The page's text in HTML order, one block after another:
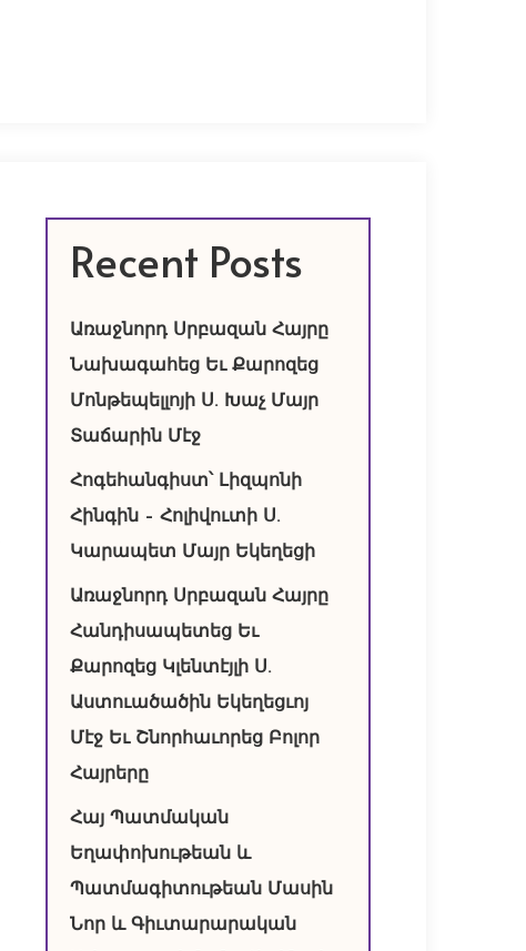
Recent Posts
Առաջնորդ Սրբազան Հայրը
Նախագահեց Եւ Քարոզեց
Մոնթեպելլոյի Ս. Խաչ Մայր
Տաճարին Մէջ
Հոգեհանգիստ՝ Լիզպոնի
Հինգին – Հոլիվուտի Ս.
Կարապետ Մայր Եկեղեցի
Առաջնորդ Սրբազան Հայրը
Հանդիսապետեց Եւ
Քարոզեց Կլենտէյլի Ս.
Աստուածածին Եկեղեցւոյ
Մէջ Եւ Շնորհաւորեց Բոլոր
Հայրերը
Հայ Պատմական
Եղափոխութեան և
Պատմագիտութեան Մասին
Նոր և Գիւտարարական